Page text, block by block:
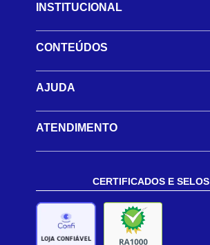
INSTITUCIONAL
CONTEÚDOS
AJUDA
ATENDIMENTO
CERTIFICADOS E SELOS